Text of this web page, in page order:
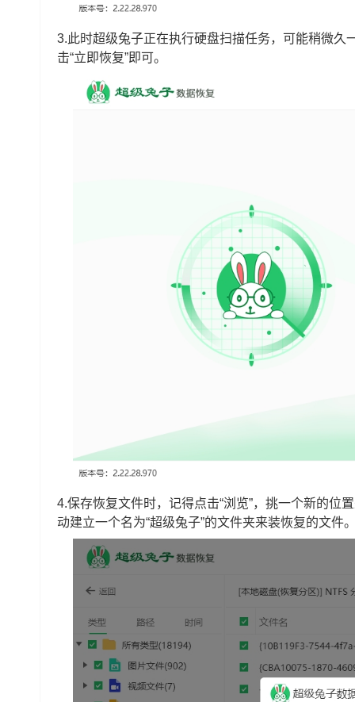
3.此时超级兔子正在执行硬盘扫描任务，可能稍微
击“立即恢复”即可。
4.保存恢复文件时，记得点击“浏览”，挑一个新的位
动建立一个名为“超级兔子”的文件夹来装恢复的文件